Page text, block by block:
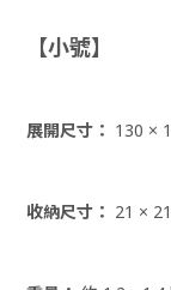
【小號】
展開尺寸： 130 ×
收納尺寸： 21 ×